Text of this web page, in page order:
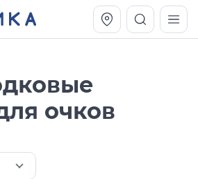
очков